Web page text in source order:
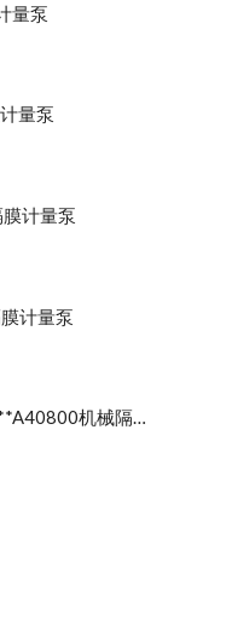
量泵
量泵
计量泵
计量泵
SEKO赛高MM1C096C**A40800机械隔膜计量泵